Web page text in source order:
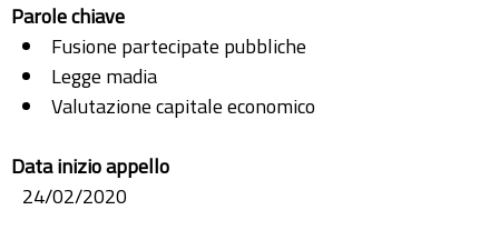
Parole chiave
Fusione partecipate pubbliche
Legge madia
Valutazione capitale economico
Data inizio appello
24/02/2020